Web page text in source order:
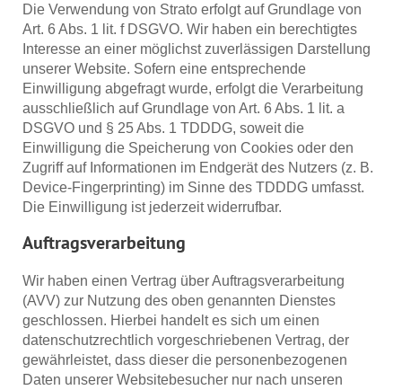
Die Verwendung von Strato erfolgt auf Grundlage von
Art. 6 Abs. 1 lit. f DSGVO. Wir haben ein berechtigtes
Interesse an einer möglichst zuverlässigen Darstellung
unserer Website. Sofern eine entsprechende
Einwilligung abgefragt wurde, erfolgt die Verarbeitung
ausschließlich auf Grundlage von Art. 6 Abs. 1 lit. a
DSGVO und § 25 Abs. 1 TDDDG, soweit die
Einwilligung die Speicherung von Cookies oder den
Zugriff auf Informationen im Endgerät des Nutzers (z. B.
Device-Fingerprinting) im Sinne des TDDDG umfasst.
Die Einwilligung ist jederzeit widerrufbar.
Auftragsverarbeitung
Wir haben einen Vertrag über Auftragsverarbeitung
(AVV) zur Nutzung des oben genannten Dienstes
geschlossen. Hierbei handelt es sich um einen
datenschutzrechtlich vorgeschriebenen Vertrag, der
gewährleistet, dass dieser die personenbezogenen
Daten unserer Websitebesucher nur nach unseren